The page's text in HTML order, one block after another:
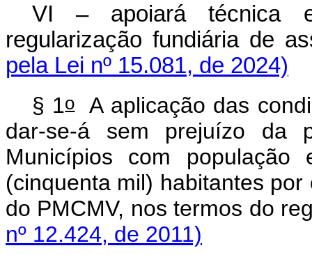
VI – apoiará técnica
regularização fundiária
pela Lei nº 15.081, de 2024)
§ 1oA aplicação das
dar-se-á sem prejuízo da
Municípios com
(cinquenta mil) habitantes
do PMCMV, nos termos do
nº 12.424, de 2011)